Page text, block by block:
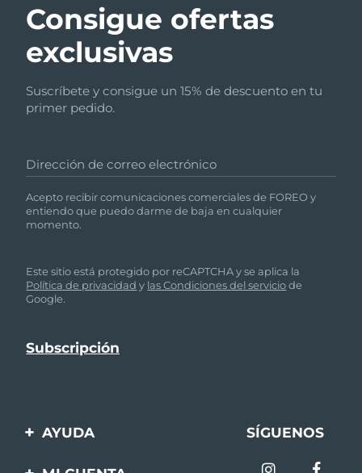
Consigue ofertas
exclusivas
Suscríbete y consigue un 15% de descuento en tu
primer pedido.
Dirección de correo electrónico
Acepto recibir comunicaciones comerciales de FOREO y
entiendo que puedo darme de baja en cualquier
momento.
Este sitio está protegido por reCAPTCHA y se aplica la
Política de privacidad y las Condiciones del serviciode
Google.
AYUDA
Contáctanos
SÍGUENOS